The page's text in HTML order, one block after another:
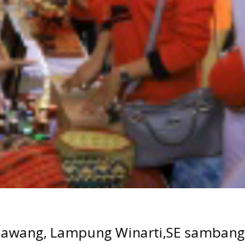
Lampung Winarti,SE